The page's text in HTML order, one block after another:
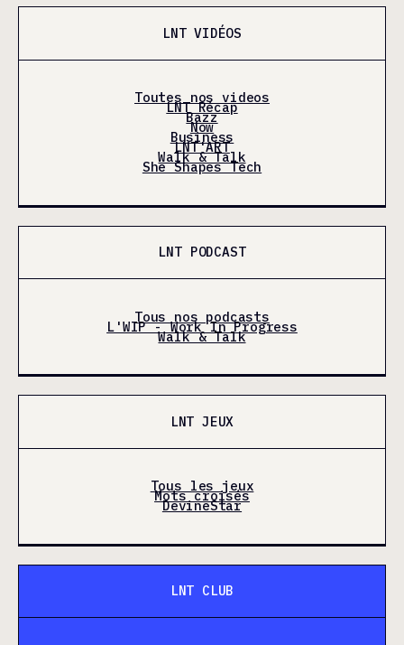
LNT VIDÉOS
Toutes nos videos
LNT Récap
Bazz
Now
Business
LNT'ART
Walk & Talk
She Shapes Tech
LNT PODCAST
Tous nos podcasts
L'WIP - Work In Progress
Walk & Talk
LNT JEUX
Tous les jeux
Mots croisés
DevineStar
LNT CLUB